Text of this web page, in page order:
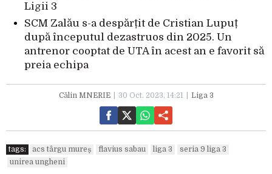
Ligii 3
SCM Zalău s-a despărțit de Cristian Lupuț
după începutul dezastruos din 2025. Un
antrenor cooptat de UTA în acest an e favorit să
preia echipa
Călin MNERIE 30 Oct. 2023, 14:21 Liga 3
tags: acs târgu mureș flavius sabau liga 3
seria 9 liga 3
unirea ungheni